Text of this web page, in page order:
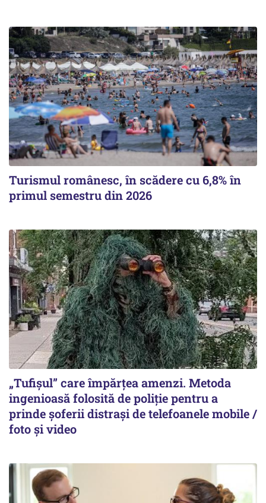
Turismul românesc, în scădere cu 6,8% în
primul semestru din 2026
„Tufișul” care împărțea amenzi. Metoda
ingenioasă folosită de poliție pentru a
prinde șoferii distrași de telefoanele mobile /
foto și video